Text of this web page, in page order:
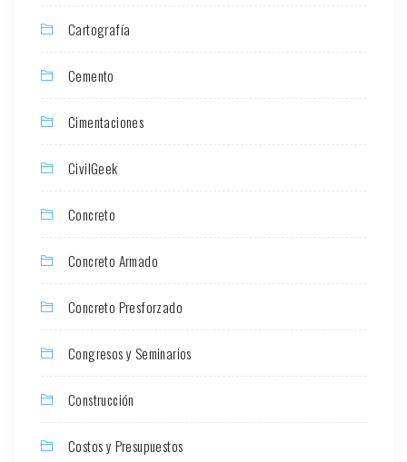
Cartografía
Cemento
Cimentaciones
CivilGeek
Concreto
Concreto Armado
Concreto Presforzado
Congresos y Seminarios
Construcción
Costos y Presupuestos